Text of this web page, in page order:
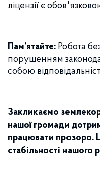
ліцензії є
Пам’ятайте: Робота
порушенням
собою
Закликаємо
нашої громади
працювати прозоро.
стабільності нашого